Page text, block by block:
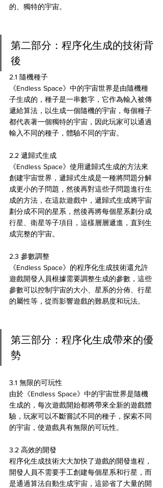
的、獨特的宇宙。
第二部分：程序化生成的技術背
後
2.1 隨機種子
《Endless Space》中的宇宙世界是由隨機種
子生成的，種子是一串數字，它作為輸入被傳
遞給算法，以生成一個隨機的宇宙，每個種子
都代表著一個獨特的宇宙，因此玩家可以通過
輸入不同的種子，體驗不同的宇宙。
2.2 遞歸式生成
《Endless Space》使用遞歸式生成的方法來
創建宇宙世界，遞歸式生成是一種將問題分解
成更小的子問題，然後再對這些子問題進行生
成的方法，在這款遊戲中，遞歸式生成將宇宙
劃分成不同的星系，然後再將每個星系劃分成
行星、衛星等子項目，這樣層層遞進，直到生
成完整的宇宙。
2.3 參數調整
《Endless Space》的程序化生成技術還允許
遊戲開發人員根據需要調整生成的參數，這些
參數可以控制宇宙的大小、星系的分佈、行星
的屬性等，從而影響遊戲的難易度和玩法。
第三部分：程序化生成帶來的優
勢
3.1 無限的可玩性
由於《Endless Space》中的宇宙世界是隨機
生成的，每次遊戲開始都將帶來全新的遊戲體
驗，玩家可以不斷嘗試不同的種子，探索不同
的宇宙，使遊戲具有無限的可玩性。
3.2 高效的開發
程序化生成技術大大加快了遊戲的開發進程，
開發人員不需要手工創建每個星系和行星，而
是通過算法自動生成宇宙，這節省了大量的開